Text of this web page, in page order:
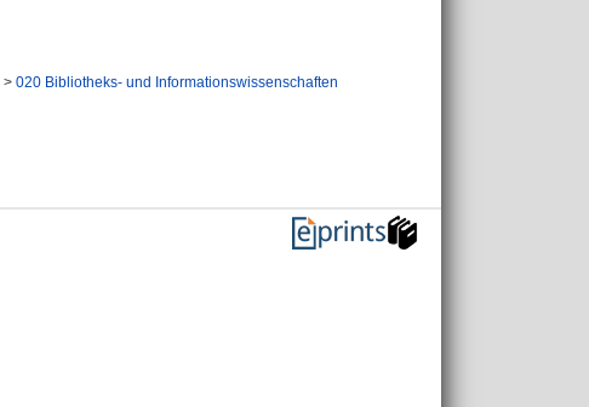
> 020 Bibliotheks- und Informationswissenschaften